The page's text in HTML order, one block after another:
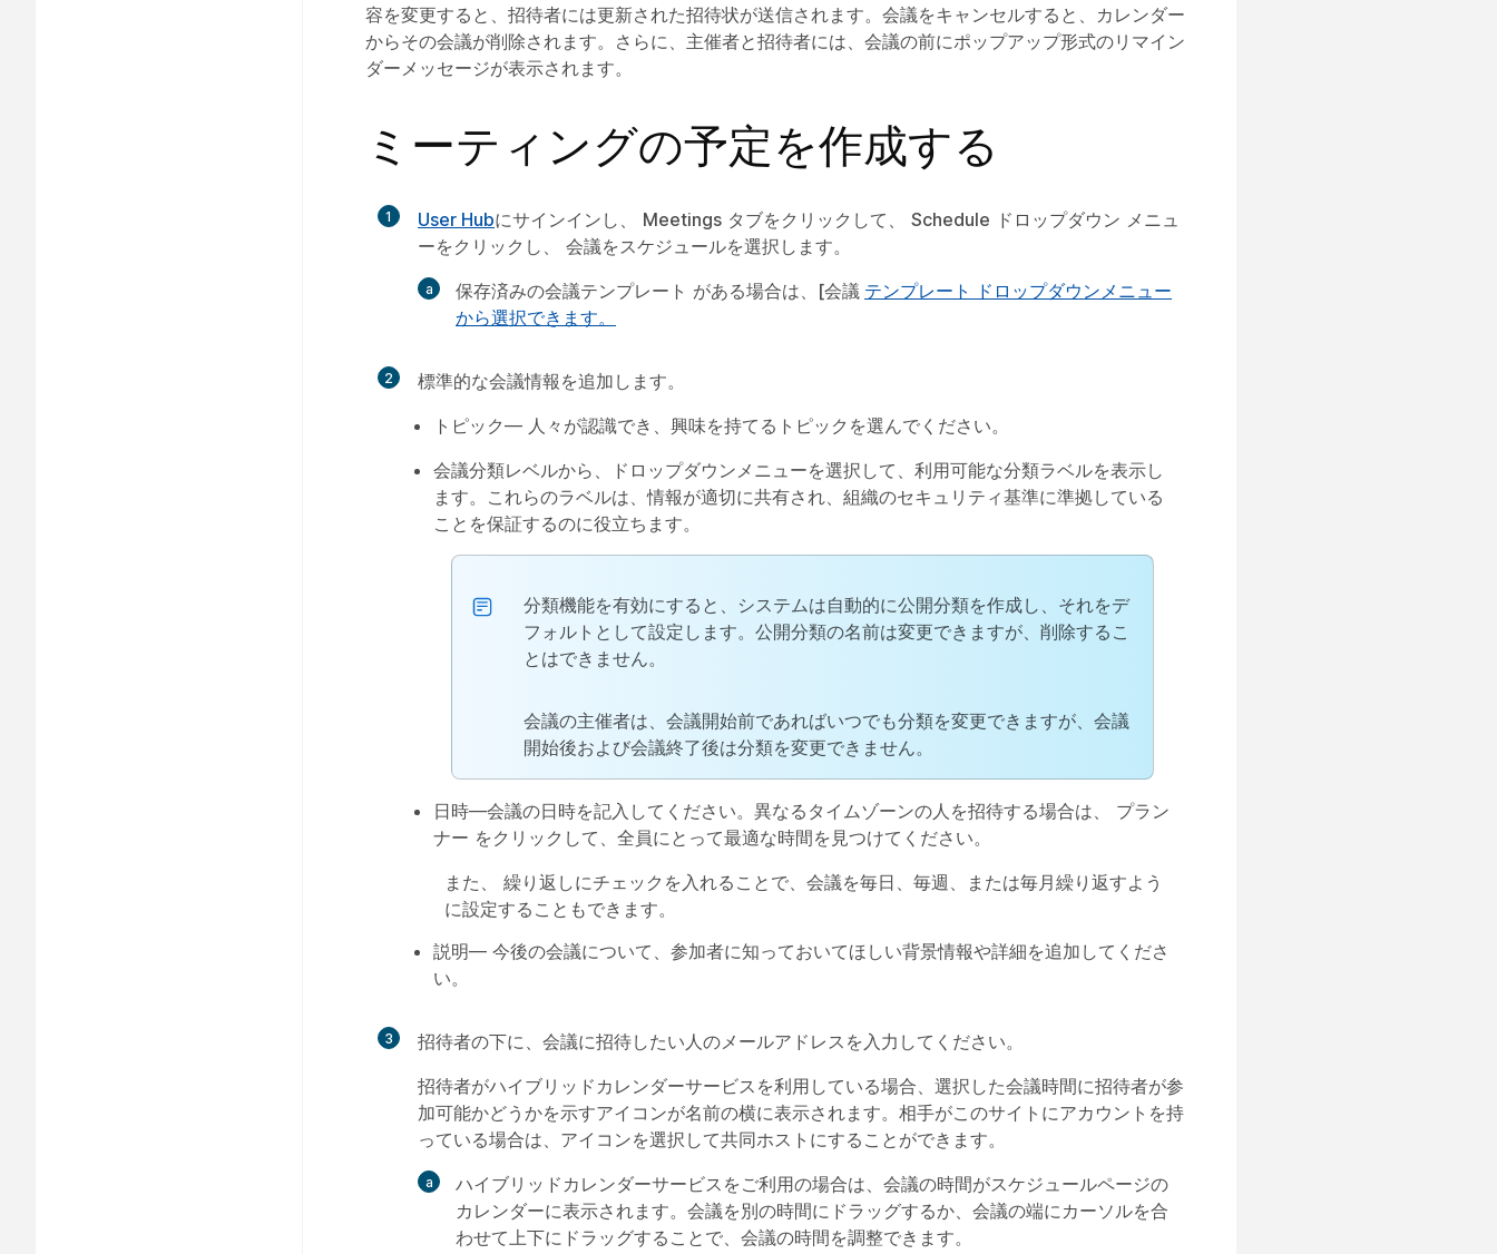
容を変更すると、招待者には更新された招待状が送信されます。会議をキャンセルすると、カレンダー
からその会議が削除されます。さらに、主催者と招待者には、会議の前にポップアップ形式のリマイン
ダーメッセージが表示されます。
ミーティングの予定を作成する
1 User Hubにサインインし、 Meetings タブをクリックして、 Schedule ドロップダウン メニュ
ーをクリックし、 会議をスケジュールを選択します。
保存済みの会議テンプレート がある場合は、[会議 テンプレート
ドロップダウンメニュー
から選択できます。
2
標準的な会議情報を追加します。
トピック— 人々が認識でき、興味を持てるトピックを選んでください。
会議分類レベルから、ドロップダウンメニューを選択して、利用可能な分類ラベルを表示し
ます。これらのラベルは、情報が適切に共有され、組織のセキュリティ基準に準拠している
ことを保証するのに役立ちます。
分類機能を有効にすると、システムは自動的に公開分類を作成し、それをデ
フォルトとして設定します。公開分類の名前は変更できますが、削除するこ
とはできません。
会議の主催者は、会議開始前であればいつでも分類を変更できますが、会議
開始後および会議終了後は分類を変更できません。
日時—会議の日時を記入してください。異なるタイムゾーンの人を招待する場合は、 プラン
ナー をクリックして、全員にとって最適な時間を見つけてください。
また、 繰り返しにチェックを入れることで、会議を毎日、毎週、または毎月繰り返すよう
に設定することもできます。
説明— 今後の会議について、参加者に知っておいてほしい背景情報や詳細を追加してくださ
い。
3 招待者の下に、会議に招待したい人のメールアドレスを入力してください。
招待者がハイブリッドカレンダーサービスを利用している場合、選択した会議時間に招待者が参
加可能かどうかを示すアイコンが名前の横に表示されます。相手がこのサイトにアカウントを持
っている場合は、アイコンを選択して共同ホストにすることができます。
ハイブリッドカレンダーサービスをご利用の場合は、会議の時間がスケジュールページの
カレンダーに表示されます。会議を別の時間にドラッグするか、会議の端にカーソルを合
わせて上下にドラッグすることで、会議の時間を調整できます。